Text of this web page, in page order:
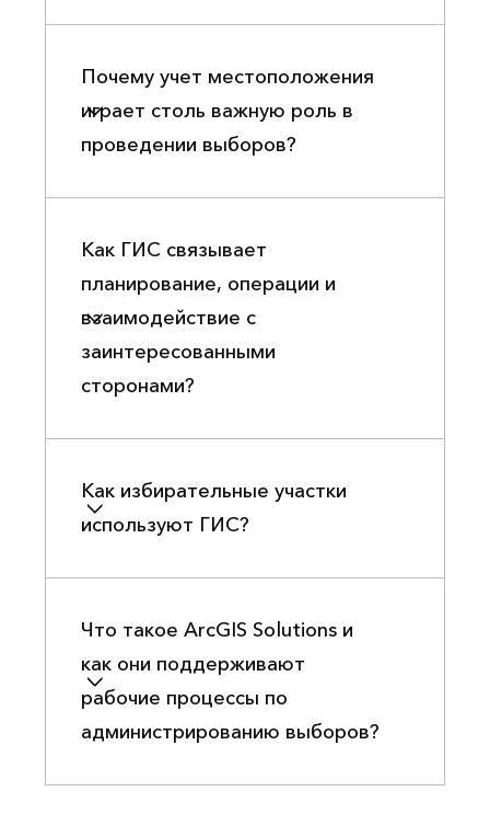
Почему учет местоположения
играет столь важную роль в
проведении выборов?
Как ГИС связывает
планирование, операции и
взаимодействие с
заинтересованными
сторонами?
Как избирательные участки
используют ГИС?
Что такое ArcGIS Solutions и
как они поддерживают
рабочие процессы по
администрированию выборов?